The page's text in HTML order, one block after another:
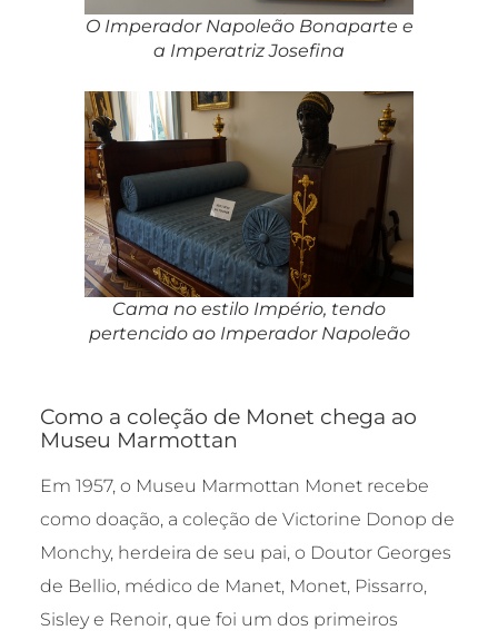
O Imperador Napoleão Bonaparte e
a Imperatriz Josefina
Cama no estilo Império, tendo
pertencido ao Imperador Napoleão
Como a coleção de Monet chega ao
Museu Marmottan
Em 1957, o Museu Marmottan Monet recebe
como doação, a coleção de Victorine Donop de
Monchy, herdeira de seu pai, o Doutor Georges
de Bellio, médico de Manet, Monet, Pissarro,
Sisley e Renoir, que foi um dos primeiros